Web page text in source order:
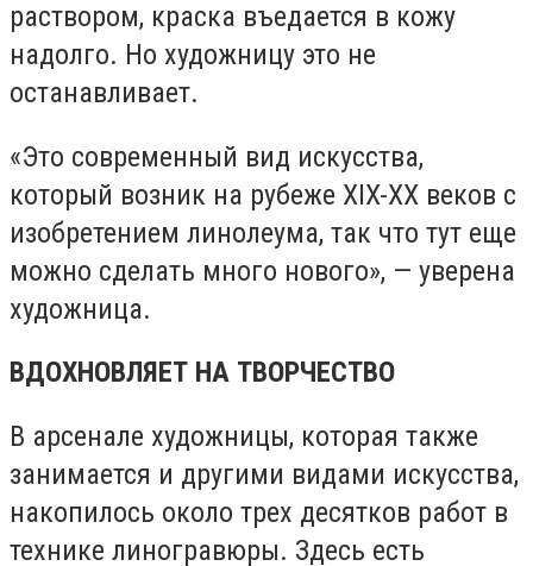
раствором, краска въедается в кожу
надолго. Но художницу это не
останавливает.
«Это современный вид искусства,
который возник на рубеже XIX-XX веков с
изобретением линолеума, так что тут еще
можно сделать много нового», — уверена
художница.
ВДОХНОВЛЯЕТ НА ТВОРЧЕСТВО
В арсенале художницы, которая также
занимается и другими видами искусства,
накопилось около трех десятков работ в
технике линогравюры. Здесь есть